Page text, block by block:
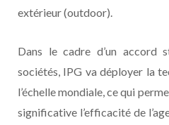
extérieur (outdoor).
Dans le cadre d’un accord
sociétés, IPG va déployer la
l’échelle mondiale, ce qui
significative l’efficacité de